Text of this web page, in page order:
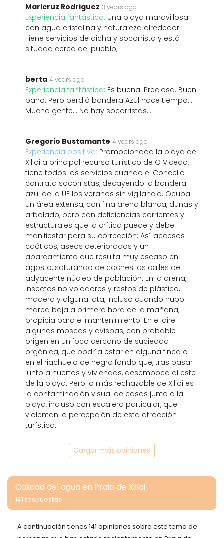
Maricruz Rodriguez 3 years ago
Experiencia fantástica: Una playa maravillosa
con agua cristalina y naturaleza alrededor.
Tiene servicios de dicha y socorrista y está
situada cerca del pueblo,
berta 4 years ago
Experiencia fantástica: Es buena. Preciosa. Buen
baño. Pero perdió bandera Azul hace tiempo....
Mucha gente... No hay socorristas...
Gregorio Bustamante 4 years ago
Experiencia positiva: Promocionada la playa de
Xilloi a principal recurso turístico de O Vicedo,
tiene todos los servicios cuando el Concello
contrata socorristas, decayendo la bandera
azul de la UE los veranos sin vigilancia. Ocupa
un área extensa, con fina arena blanca, dunas y
arbolado, pero con deficiencias corrientes y
estructurales que la crítica puede y debe
manifiestar para su corrección: Así accesos
caóticos, aseos deteriorados y un
aparcamiento que resulta muy escaso en
agosto, saturando de coches las calles del
adyacente núcleo de población. En la arena,
insectos no voladores y restos de plástico,
madera y alguna lata, incluso cuando hubo
marea baja a primera hora de la mañana,
propicia para el mantenimiento. En el aire
algunas moscas y avispas, con probable
origen en un foco cercano de suciedad
orgánica, que podría estar en alguna finca o
en el riachuelo de negro fondo que, tras pasar
junto a huertos y viviendas, desemboca al este
de la playa. Pero lo más rechazable de Xilloi es
la contaminación visual de casas junto a la
playa, incluso con escalera particular, que
violentan la percepción de esta atracción
turística.
Cargar más opiniones
Calidad del agua en Praia de Xilloi
141 respuestas
A continuación tienes 141 opiniones sobre este tema de